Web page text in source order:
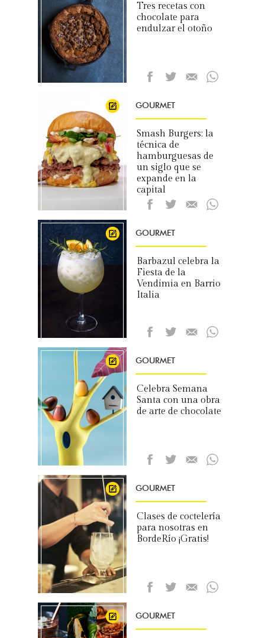
Tres recetas con
chocolate para
endulzar el otoño
GOURMET
Smash Burgers: la
técnica de
hamburguesas de
un siglo que se
expande en la
capital
GOURMET
Barbazul celebra la
Fiesta de la
Vendimia en Barrio
Italia
GOURMET
Celebra Semana
Santa con una obra
de arte de chocolate
GOURMET
Clases de coctelería
para nosotras en
BordeRío ¡Gratis!
GOURMET